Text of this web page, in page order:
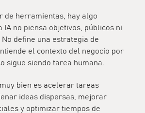
de herramientas, hay algo
IA no piensa objetivos, públicos ni
define una estrategia de
el contexto del negocio por
sigue siendo tarea humana.
muy bien es acelerar tareas
ideas dispersas, mejorar
y optimizar tiempos de